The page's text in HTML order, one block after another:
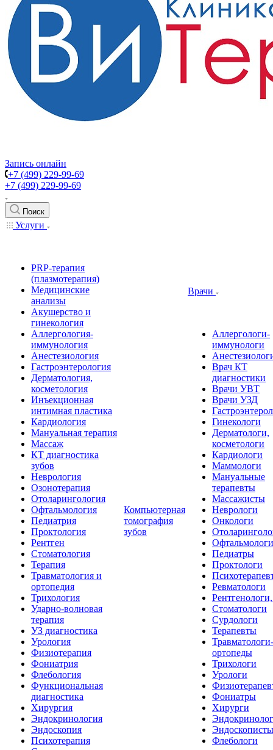
Запись онлайн
+7 (499) 229-99-69
+7 (499) 229-99-69
Поиск
Услуги
PRP-терапия
(плазмотерапия)
Медицинские
анализы
Акушерство и
гинекология
Аллергология-
иммунология
Анестезиология
Гастроэнтерология
Дерматология,
косметология
Инъекционная
интимная пластика
Кардиология
Мануальная терапия
Массаж
КТ диагностика
зубов
Неврология
Озонотерапия
Отоларингология
Офтальмология
Педиатрия
Проктология
Рентген
Стоматология
Терапия
Травматология и
ортопедия
Трихология
Ударно-волновая
терапия
УЗ диагностика
Урология
Физиотерапия
Фониатрия
Флебология
Функциональная
диагностика
Хирургия
Эндокринология
Эндоскопия
Психотерапия
Компьютерная
томография
зубов
Врачи
Аллергологи-
иммунологи
Врач КТ
диагностики
Врачи УВТ
Врачи УЗД
Гинекологи
Дерматологи,
косметологи
Кардиологи
Маммологи
Мануальные
терапевты
Массажисты
Неврологи
Онкологи
Офтальмологи
Педиатры
Проктологи
Ревматологи
Стоматологи
Сурдологи
Терапевты
Травматологи-
ортопеды
Трихологи
Урологи
Фониатры
Хирурги
Эндоскописты
Флебологи